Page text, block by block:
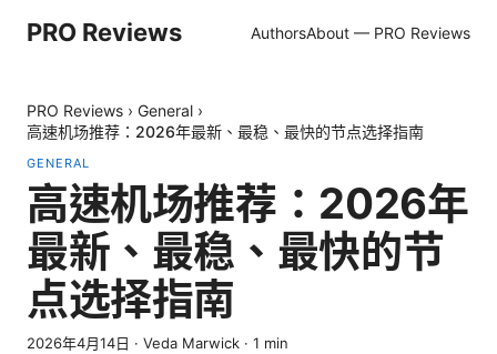
PRO Reviews AuthorsAbout — PRO Reviews
PRO Reviews › General ›
高速机场推荐：2026年最新、最稳、最快的节点选择指南
GENERAL
高速机场推荐：2026年
最新、最稳、最快的节
点选择指南
2026年4月14日 · Veda Marwick · 1 min